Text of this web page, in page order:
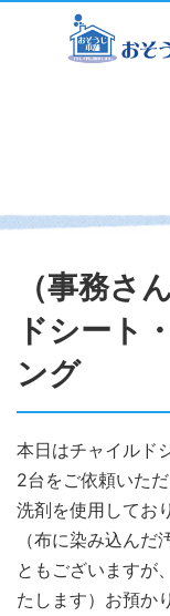
（事務さ
ドシート
ング
本日はチャイルド
2台をご依頼いた
洗剤を使用してお
（布に染み込ん
ともございますが
たします）お預か